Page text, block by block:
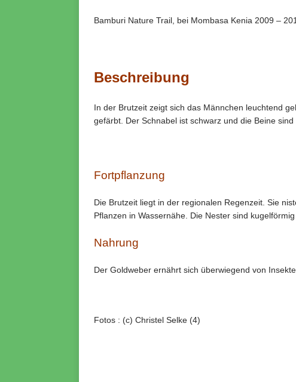
Bamburi Nature Trail, bei Mombasa Kenia 2009 –
Beschreibung
In der Brutzeit zeigt sich das Männchen leuchtend
gefärbt. Der Schnabel ist schwarz und die Beine sind
Fortpflanzung
Die Brutzeit liegt in der regionalen Regenzeit. Sie
Pflanzen in Wassernähe. Die Nester sind
Nahrung
Der Goldweber ernährt sich überwiegend von
Fotos : (c) Christel Selke (4)